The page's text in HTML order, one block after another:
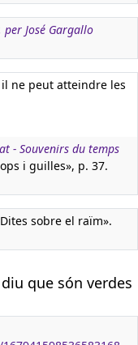
per José Gargallo
ne peut atteindre les
- Souvenirs du temps
i guilles», p. 37.
sobre el raïm».
que són verdes